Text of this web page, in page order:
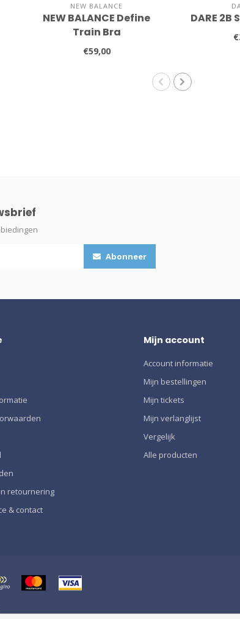
NEW BALANCE
NEW BALANCE Define
Train Bra
€59,00
DARE 2B
Abonneer
retournering
& contact
Mijn account
Account informatie
Mijn bestellingen
Mijn tickets
Mijn verlanglijst
Vergelijk
Alle producten